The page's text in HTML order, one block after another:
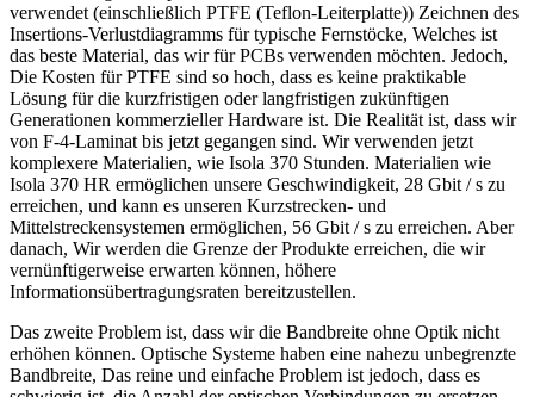
verwendet (einschließlich PTFE (Teflon-Leiterplatte)) Zeichnen des
Insertions-Verlustdiagramms für typische Fernstöcke, Welches ist
das beste Material, das wir für PCBs verwenden möchten. Jedoch,
Die Kosten für PTFE sind so hoch, dass es keine praktikable
Lösung für die kurzfristigen oder langfristigen zukünftigen
Generationen kommerzieller Hardware ist. Die Realität ist, dass wir
von F-4-Laminat bis jetzt gegangen sind. Wir verwenden jetzt
komplexere Materialien, wie Isola 370 Stunden. Materialien wie
Isola 370 HR ermöglichen unsere Geschwindigkeit, 28 Gbit / s zu
erreichen, und kann es unseren Kurzstrecken- und
Mittelstreckensystemen ermöglichen, 56 Gbit / s zu erreichen. Aber
danach, Wir werden die Grenze der Produkte erreichen, die wir
vernünftigerweise erwarten können, höhere
Informationsübertragungsraten bereitzustellen.
Das zweite Problem ist, dass wir die Bandbreite ohne Optik nicht
erhöhen können. Optische Systeme haben eine nahezu unbegrenzte
Bandbreite, Das reine und einfache Problem ist jedoch, dass es